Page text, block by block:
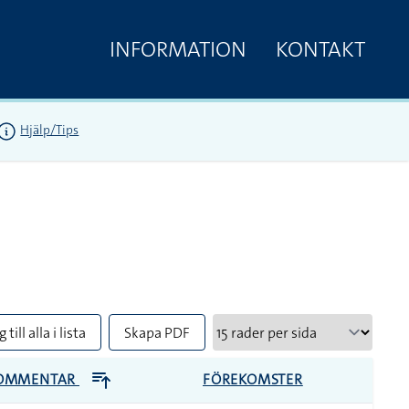
INFORMATION KONTAKT
Hjälp/Tips
till alla i lista Skapa PDF
FÖREKOMSTER